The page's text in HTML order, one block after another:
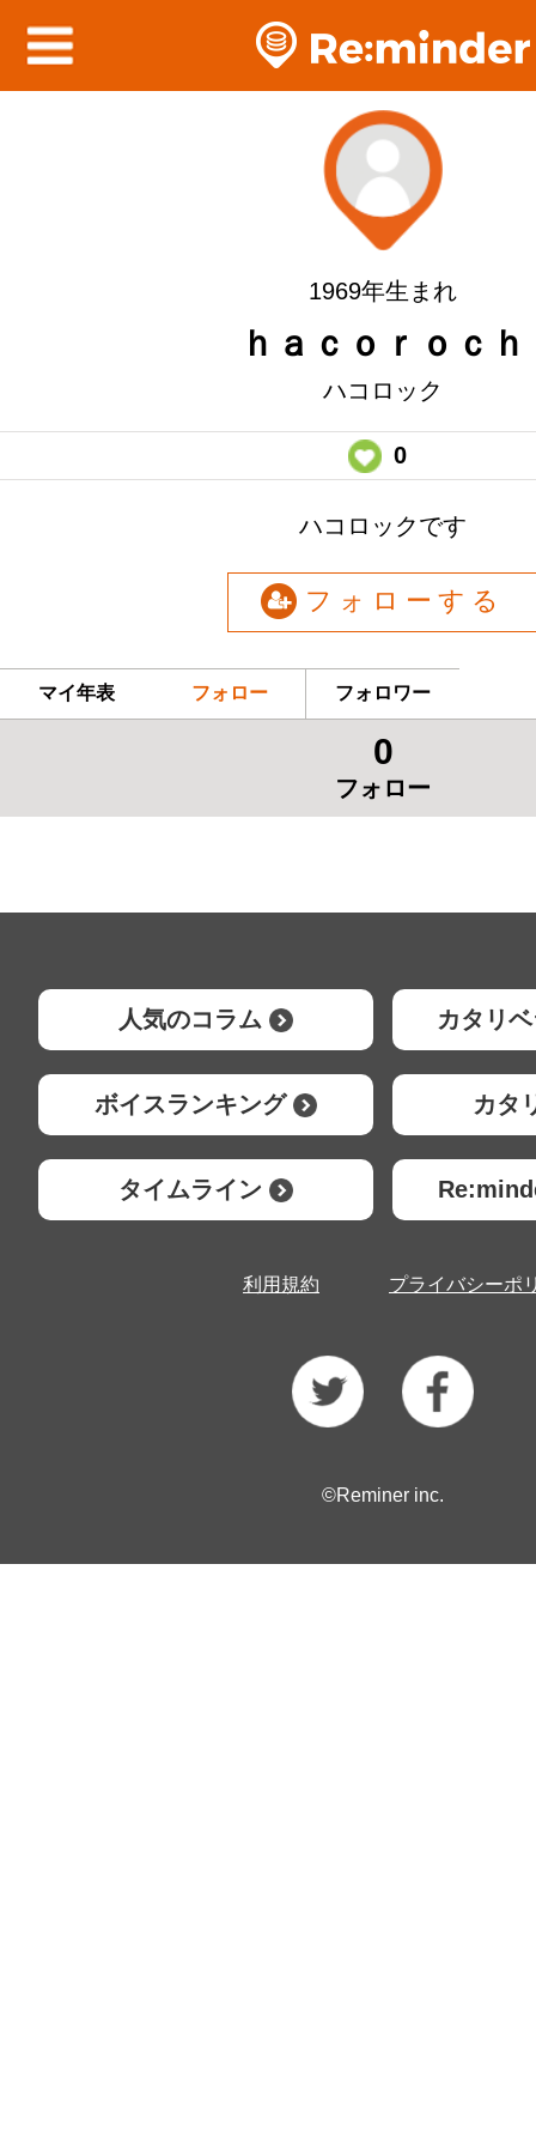
1969年生まれ
ｈａｃｏｒｏｃｈ
ハコロック
0
ハコロックです
フォローする
マイ年表 フォロー フォロワー
0
フォロー
人気のコラム カタリ
ボイスランキング カタ
タイムライン
利用規約 プライバシーポ
©Reminer inc.